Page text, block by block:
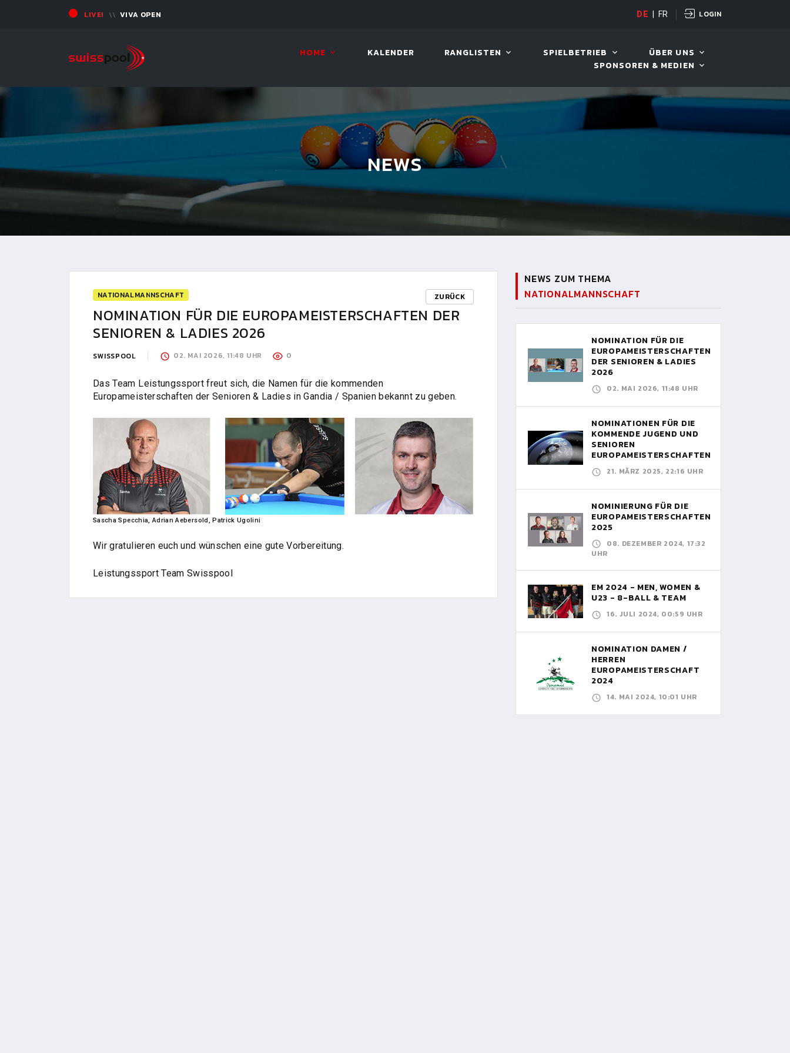
LIVE! VIVA OPEN LIVE! VIVA OPEN
DE FR LOGIN
HOME KALENDER RANGLISTEN SPIELBETRIEB
ÜBER UNS
SPONSOREN & MEDIEN
NEWS
NATIONALMANNSCHAFT ZURÜCK
NOMINATION FÜR DIE EUROPAMEISTERSCHAFTEN DER
SENIOREN & LADIES 2026
SWISSPOOL 02. MAI 2026, 11:48 UHR 0
Das Team Leistungssport freut sich, die Namen für die kommenden
Europameisterschaften der Senioren & Ladies in Gandia / Spanien bekannt zu geben.
Sascha Specchia, Adrian Aebersold, Patrick Ugolini
Wir gratulieren euch und wünschen eine gute Vorbereitung.
Leistungssport Team Swisspool
NEWS ZUM THEMA
NATIONALMANNSCHAFT
NOMINATION FÜR DIE
EUROPAMEISTERSCHAFTEN
DER SENIOREN & LADIES
2026
02. MAI 2026, 11:48 UHR
NOMINATIONEN FÜR DIE
KOMMENDE JUGEND UND
SENIOREN
EUROPAMEISTERSCHAFTEN
21. MÄRZ 2025, 22:16 UHR
NOMINIERUNG FÜR DIE
EUROPAMEISTERSCHAFTEN
2025
08. DEZEMBER 2024, 17:32
UHR
EM 2024 - MEN, WOMEN &
U23 - 8-BALL & TEAM
16. JULI 2024, 00:59 UHR
NOMINATION DAMEN /
HERREN
EUROPAMEISTERSCHAFT
2024
14. MAI 2024, 10:01 UHR